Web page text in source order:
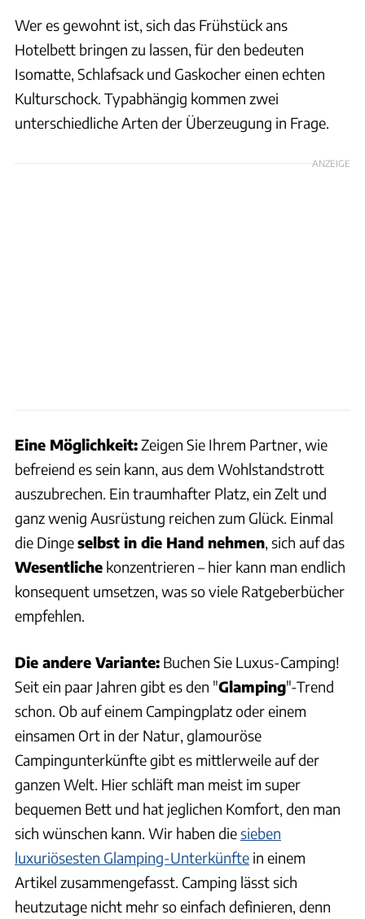
Wer es gewohnt ist, sich das Frühstück ans
Hotelbett bringen zu lassen, für den bedeuten
Isomatte, Schlafsack und Gaskocher einen echten
Kulturschock. Typabhängig kommen zwei
unterschiedliche Arten der Überzeugung in Frage.
ANZEIGE
Eine Möglichkeit:Zeigen Sie Ihrem Partner, wie
befreiend es sein kann, aus dem Wohlstandstrott
auszubrechen. Ein traumhafter Platz, ein Zelt und
ganz wenig Ausrüstung reichen zum Glück. Einmal
die Dingeselbst in die Hand nehmen, sich auf das
Wesentliche konzentrieren – hier kann man endlich
konsequent umsetzen, was so viele Ratgeberbücher
empfehlen.
Die andere Variante: Buchen Sie Luxus-Camping!
Seit ein paar Jahren gibt es den "Glamping"-Trend
schon. Ob auf einem Campingplatz oder einem
einsamen Ort in der Natur, glamouröse
Campingunterkünfte gibt es mittlerweile auf der
ganzen Welt. Hier schläft man meist im super
bequemen Bett und hat jeglichen Komfort, den man
sich wünschen kann. Wir haben diesieben
luxuriösesten Glamping-Unterkünfte in einem
Artikel zusammengefasst. Camping lässt sich
heutzutage nicht mehr so einfach definieren, denn